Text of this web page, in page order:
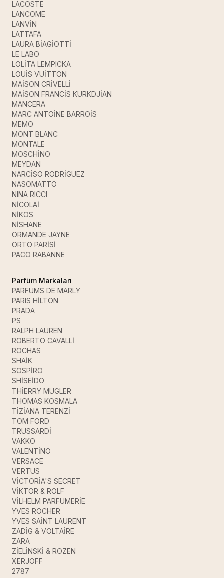
LACOSTE
LANCOME
LANVİN
LATTAFA
LAURA BİAGİOTTİ
LE LABO
LOLİTA LEMPICKA
LOUİS VUİTTON
MAİSON CRİVELLİ
MAİSON FRANCİS KURKDJİAN
MANCERA
MARC ANTOİNE BARROİS
MEMO
MONT BLANC
MONTALE
MOSCHİNO
MEYDAN
NARCİSO RODRİGUEZ
NASOMATTO
NINA RICCI
NİCOLAİ
NİKOS
NİSHANE
ORMANDE JAYNE
ORTO PARİSİ
PACO RABANNE
Parfüm Markaları
PARFUMS DE MARLY
PARIS HİLTON
PRADA
PS
RALPH LAUREN
ROBERTO CAVALLİ
ROCHAS
SHAİK
SOSPİRO
SHİSEİDO
THİERRY MUGLER
THOMAS KOSMALA
TİZİANA TERENZİ
TOM FORD
TRUSSARDİ
VAKKO
VALENTİNO
VERSACE
VERTUS
VİCTORİA'S SECRET
VİKTOR & ROLF
VİLHELM PARFUMERİE
YVES ROCHER
YVES SAİNT LAURENT
ZADİG & VOLTAİRE
ZARA
ZİELİNSKİ & ROZEN
XERJOFF
2787